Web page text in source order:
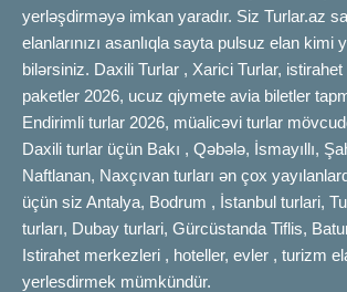
yerləşdirməyə imkan yaradır. Siz Turlar.az
elanlarınızı asanlıqla sayta pulsuz elan kimi
bilərsiniz. Daxili Turlar , Xarici Turlar,
paketler 2026, ucuz qiymete avia biletler
Endirimli turlar 2026, müalicəvi turlar
Daxili turlar üçün Bakı , Qəbələ, İsmayıllı,
Naftlanan, Naxçıvan turları ən çox
üçün siz Antalya, Bodrum , İstanbul turlari,
turları, Dubay turlari, Gürcüstanda Tiflis,
Istirahet merkezleri , hoteller, evler , turizm
yerlesdirmek mümkündür.